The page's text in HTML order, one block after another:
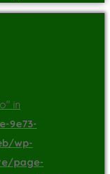
in
9e73-
wp-
page-